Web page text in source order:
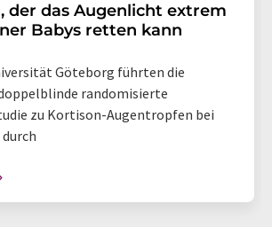
der das Augenlicht extrem
Babys retten kann
Göteborg führten die
randomisierte
zu Kortison-Augentropfen bei